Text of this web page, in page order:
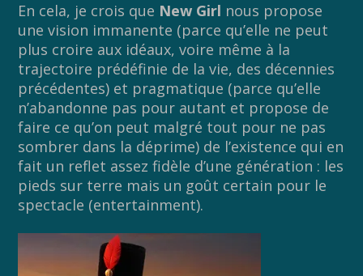
En cela, je crois que New Girl nous propose
une vision immanente (parce qu’elle ne peut
plus croire aux idéaux, voire même à la
trajectoire prédéfinie de la vie, des décennies
précédentes) et pragmatique (parce qu’elle
n’abandonne pas pour autant et propose de
faire ce qu’on peut malgré tout pour ne pas
sombrer dans la déprime) de l’existence qui en
fait un reflet assez fidèle d’une génération : les
pieds sur terre mais un goût certain pour le
spectacle (entertainment).